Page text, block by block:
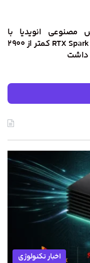
مصنوعی انویدیا با
تراشه قدرتمند RTX Spark N1x کمتر از ۲۹۰۰
داشت
اخبار تکنولوژی